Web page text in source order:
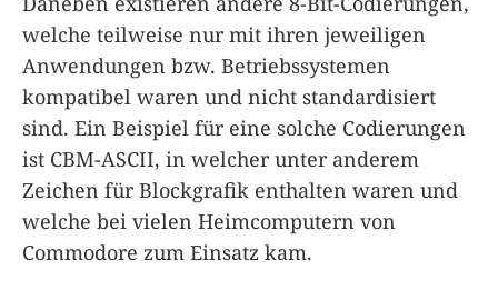
welche teilweise nur mit ihren jeweiligen
Anwendungen bzw. Betriebssystemen
kompatibel waren und nicht standardisiert
sind. Ein Beispiel für eine solche Codierungen
ist CBM-ASCII, in welcher unter anderem
Zeichen für Blockgrafik enthalten waren und
welche bei vielen Heimcomputern von
Commodore zum Einsatz kam.